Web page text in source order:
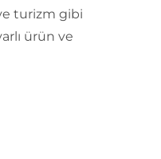
turizm gibi
ürün ve